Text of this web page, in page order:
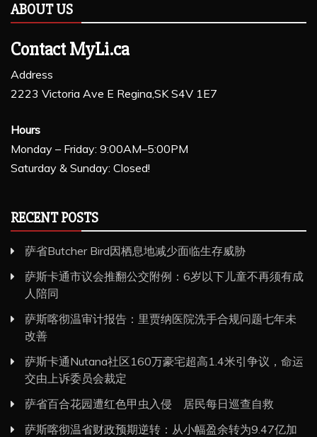
ABOUT US
Contact MyLi.ca
Address
2223 Victoria Ave E Regina,SK S4V 1E7
Hours
Monday – Friday: 9:00AM–5:00PM
Saturday & Sunday: Closed!
RECENT POSTS
萨省Butcher Bird因栖息地减少面临生存威胁
萨斯卡通市议会推翻公交附例：6岁以下儿童不再须有成
人陪同
萨斯喀彻温审计报告：里贾纳医院洗手合规问题七年未
改善
萨斯卡通Nutana社区160万豪宅超高1.4米引争议，命运
交由上诉委员会裁定
萨省百合花园遭红色甲虫入侵 居民每日巡查自救
萨斯喀彻温省财政预期逆转：从小幅盈余转为9.47亿加